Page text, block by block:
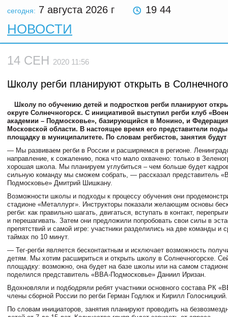
сегодня: 7 августа 2026 г 19 44
НОВОСТИ
14 СЕН 2020 11:56
Школу регби планируют открыть в
Школу по обучению детей и подростков регби планируют
округе Солнечногорск. С инициативой выступил регби клуб
академии – Подмосковье», базирующийся в Монино, и
Московской области. В настоящее время его представители
площадку в муниципалитете. По словам регбистов, занятия
— Мы развиваем регби в России и расширяемся в регионе.
направление, к сожалению, пока что мало охвачено: только в
хорошая школа. Мы планируем углубиться – чем больше будет
сильную команду мы сможем собрать, — рассказал представитель
Подмосковье» Дмитрий Шишкану.
Возможности школы и подходы к процессу обучения они
стадионе «Металлург». Инструкторы показали желающим основы
регби: как правильно шагать, двигаться, вступать в контакт,
и перешагивать. Затем они предложили попробовать свои силы в
препятствий и самой игре: участники разделились на две команды и
таймах по 10 минут.
— Тег-регби является бесконтактным и исключает возможность
детям. Мы хотим расшириться и открыть школу в Солнечногорске.
площадку: возможно, она будет на базе школы или на самом
поделился представитель «ВВА-Подмосковье» Даниил Иризан.
Вдохновляли и подбодряли ребят участники основного состава РК
члены сборной России по регби Герман Годлюк и Кирилл Голосницкий.
По словам инициаторов, занятия планируют проводить на